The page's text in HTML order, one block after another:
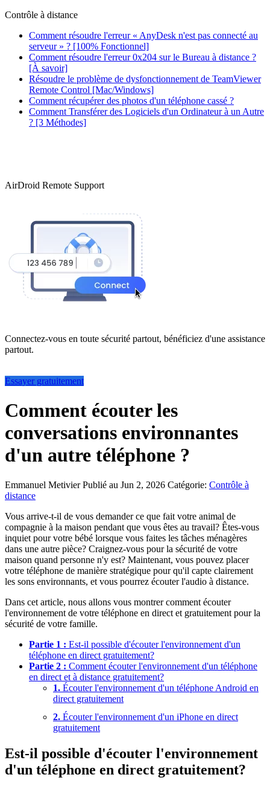
Contrôle à distance
Comment résoudre l'erreur « AnyDesk n'est pas connecté au
serveur » ? [100% Fonctionnel]
Comment résoudre l'erreur 0x204 sur le Bureau à distance ?
[À savoir]
Résoudre le problème de dysfonctionnement de TeamViewer
Remote Control [Mac/Windows]
Comment récupérer des photos d'un téléphone cassé ?
Comment Transférer des Logiciels d'un Ordinateur à un Autre
? [3 Méthodes]
AirDroid Remote Support
Connectez-vous en toute sécurité partout, bénéficiez d'une assistance
partout.
Essayer gratuitement
Comment écouter les
conversations environnantes
d'un autre téléphone ?
Emmanuel MetivierPublié au Jun 2, 2026 Catégorie: Contrôle à
distance
Vous arrive-t-il de vous demander ce que fait votre animal de
compagnie à la maison pendant que vous êtes au travail? Êtes-vous
inquiet pour votre bébé lorsque vous faites les tâches ménagères
dans une autre pièce? Craignez-vous pour la sécurité de votre
maison quand personne n'y est? Maintenant, vous pouvez placer
votre téléphone de manière stratégique pour qu'il capte clairement
les sons environnants, et vous pourrez écouter l'audio à distance.
Dans cet article, nous allons vous montrer comment écouter
l'environnement de votre téléphone en direct et gratuitement pour la
sécurité de votre famille.
Partie 1 : Est-il possible d'écouter l'environnement d'un
téléphone en direct gratuitement?
Partie 2 : Comment écouter l'environnement d'un téléphone
en direct et à distance gratuitement?
1. Écouter l'environnement d'un téléphone Android en
direct gratuitement
2. Écouter l'environnement d'un iPhone en direct
gratuitement
Est-il possible d'écouter l'environnement
d'un téléphone en direct gratuitement?